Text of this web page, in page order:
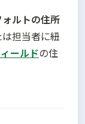
ォルトの住所
担当者に紐
ールドの住